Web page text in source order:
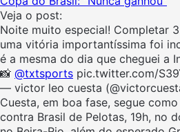
Veja o post:
Noite muito especial! Completar
uma vitória importantíssima foi
é a mesma do dia que cheguei a
📸 @txtsports pic.twitter.com/
— victor leo cuesta
Cuesta, em boa fase, segue
contra Brasil de Pelotas, 19h, no